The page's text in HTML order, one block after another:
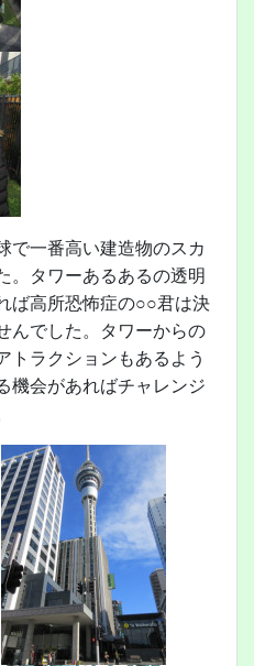
で一番高い建造物のスカ
。タワーあるあるの透明
ば高所恐怖症の○○君は決
んでした。タワーからの
トラクションもあるよう
機会があればチャレンジ